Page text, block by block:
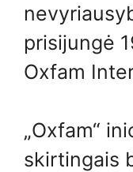
prisijungė
Oxfam
„Oxfam“
skirtingais